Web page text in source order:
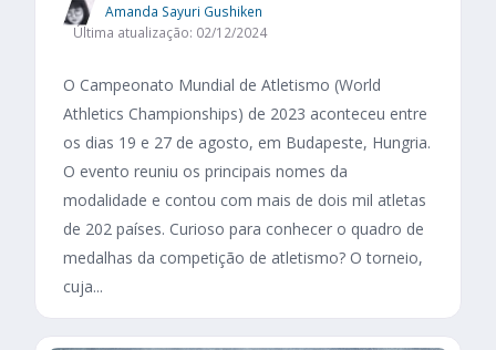
Amanda Sayuri Gushiken
Última atualização: 02/12/2024
O Campeonato Mundial de Atletismo (World
Athletics Championships) de 2023 aconteceu entre
os dias 19 e 27 de agosto, em Budapeste, Hungria.
O evento reuniu os principais nomes da
modalidade e contou com mais de dois mil atletas
de 202 países. Curioso para conhecer o quadro de
medalhas da competição de atletismo? O torneio,
cuja...